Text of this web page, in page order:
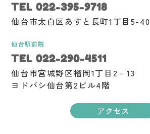
TEL 022-395-9718
仙台市太白区あすと長町1丁目5-40
仙台駅前院
TEL 022-290-4511
仙台市宮城野区榴岡1丁目2－13
ヨドバシ仙台第2ビル4階
アクセス